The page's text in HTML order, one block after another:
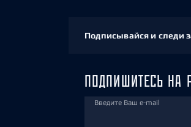
Подписывайся и следи
ПОДПИШИТЕСЬ НА
Введите Ваш e-mail